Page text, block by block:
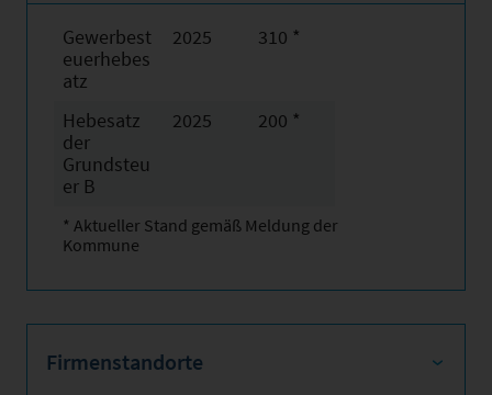
Gewerbest
euerhebes
atz
2025 310 *
Hebesatz
der
Grundsteu
er B
2025 200 *
* Aktueller Stand gemäß Meldung der
Kommune
Firmenstandorte